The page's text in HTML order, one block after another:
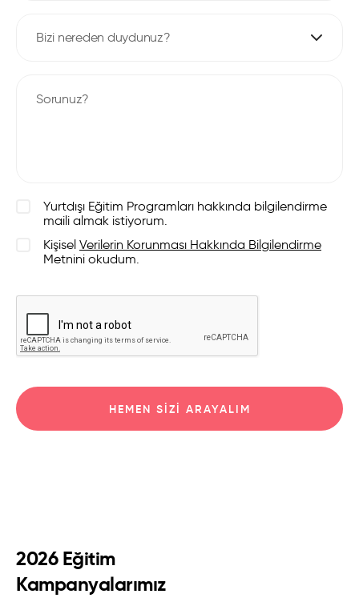
Bizi nereden duydunuz?
Yurtdışı Eğitim Programları hakkında bilgilendirme
maili almak istiyorum.
Kişisel Verilerin Korunması Hakkında Bilgilendirme
Metnini okudum.
HEMEN SIZI ARAYALIM
2026 Eğitim
Kampanyalarımız